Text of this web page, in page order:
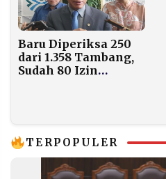
Baru Diperiksa 250
dari 1.358 Tambang,
Sudah 80 Izin
TERPOPULER